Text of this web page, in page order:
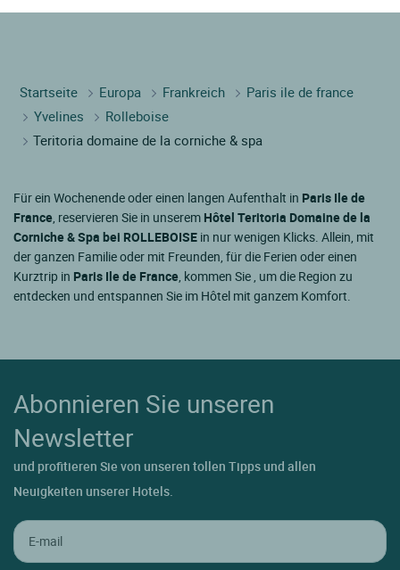
Startseite Europa Frankreich
Paris ile de france
Yvelines
Rolleboise
Teritoria domaine de la corniche & spa
Für ein Wochenende oder einen langen Aufenthalt in Paris Ile de
France , reservieren Sie in unserem Hôtel Teritoria Domaine de la
Corniche & Spa bei ROLLEBOISE in nur wenigen Klicks. Allein, mit
der ganzen Familie oder mit Freunden, für die Ferien oder einen
Kurztrip in Paris Ile de France , kommen Sie , um die Region zu
entdecken und entspannen Sie im Hôtel mit ganzem Komfort.
Abonnieren Sie unseren
Newsletter
und profitieren Sie von unseren tollen Tipps und allen
Neuigkeiten unserer Hotels.